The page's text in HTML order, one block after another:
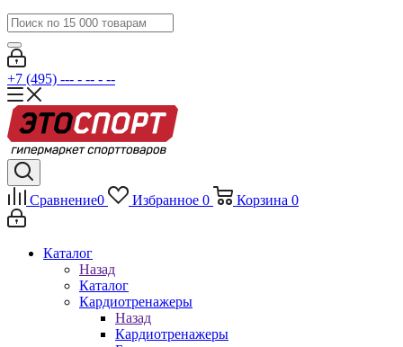
+7 (495) --- - -- - --
Сравнение0 Избранное 0 Корзина 0
Каталог
Назад
Каталог
Кардиотренажеры
Назад
Кардиотренажеры